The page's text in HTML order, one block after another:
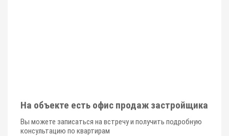
На объекте есть офис продаж застройщика
Вы можете записаться на встречу и получить подробную
консультацию по квартирам